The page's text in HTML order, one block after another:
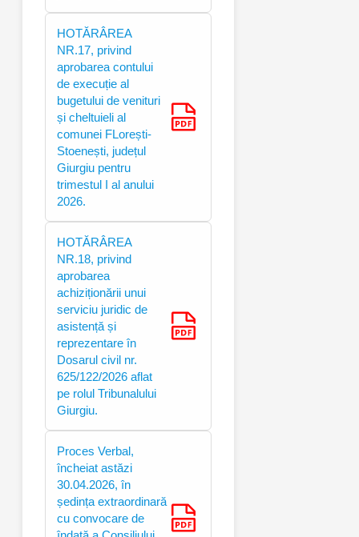
HOTĂRÂREA
NR.17, privind
aprobarea contului
de execuție al
bugetului de venituri
și cheltuieli al
comunei FLorești-
Stoenești, județul
Giurgiu pentru
trimestul I al anului
2026.
HOTĂRÂREA
NR.18, privind
aprobarea
achiziționării unui
serviciu juridic de
asistență și
reprezentare în
Dosarul civil nr.
625/122/2026 aflat
pe rolul Tribunalului
Giurgiu.
Proces Verbal,
încheiat astăzi
30.04.2026, în
ședința extraordinară
cu convocare de